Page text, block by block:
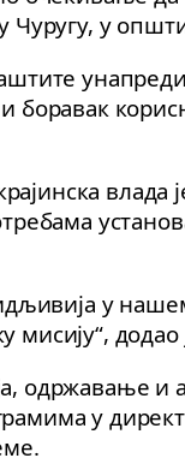
Чуругу, у
влада
у
мисију“,
одржавање и
у